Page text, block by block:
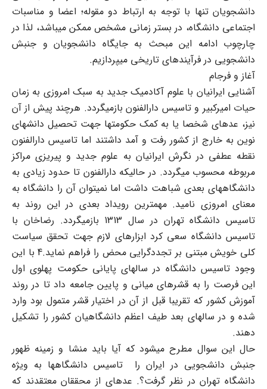
دانشجویان تنها با توجه به ارتباط دو مقوله؛ اعضا و مناسبات
اجتماعی دانشگاه، در بستر زمانی مشخص ممکن می‏باشد، لذا در
چارچوب ادامه این مبحث به جایگاه دانشجویان و جنبش
دانشجویی در فرآیندهای تاریخی می‎پردازیم.
آغاز و فرجام
آشنایی ایرانیان با علوم آکادمیک جدید به سبک امروزی به زمان
حیات امیرکبیر و تاسیس دارالفنون بازمی‏گردد. هرچند پیش از آن
نیز، عده‎ای شخصا یا به کمک حکومتها جهت تحصیل دانشهای
نوین به خارج از کشور رفت و آمد داشتند اما تاسیس دارالفنون
نقطه عطفی در نگرش ایرانیان به علوم جدید و پی‏ریزی مراکز
مربوطه محسوب می‏گردد. در حالی‏که دارالفنون تا حدود زیادی به
دانشگاه‏های بعدی شباهت داشت اما نمی‏توان آن را دانشگاه به
معنای امروزی نامید. مهم‏ترین رویداد بعدی در این روند به
تاسیس دانشگاه تهران در سال 1313 بازمی‏گردد. رضاخان با
تاسیس دانشگاه سعی کرد ابزارهای لازم جهت تحقق سیاست
کلی خویش مبتنی بر تجددگرایی محض را فراهم نماید.4 با این
وجود تاسیس دانشگاه در سالهای پایانی حکومت پهلوی اول
این فرصت را به قشرهای میانی و پایین جامعه داد تا در روند
آموزش کشور که تقریبا قبل از آن در اختیار قشر متمول بود وارد
شده و در سالهای بعد طیف اعظم دانشگاهیان کشور را تشکیل
دهند.
حال این سوال مطرح می‏شود که آیا باید منشا و زمینه ظهور
جنبش دانشجویی در ایران را تاسیس دانشگاه‏ها به ویژه
دانشگاه تهران در نظر گرفت؟. عده‏ای از محققان معتقدند که